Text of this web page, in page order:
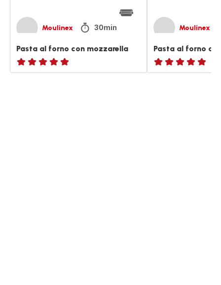
Moulinex 30min
Pasta al forno con mozzarella
ratings.NaN
Moulinex
Pasta al forno
ratings.NaN